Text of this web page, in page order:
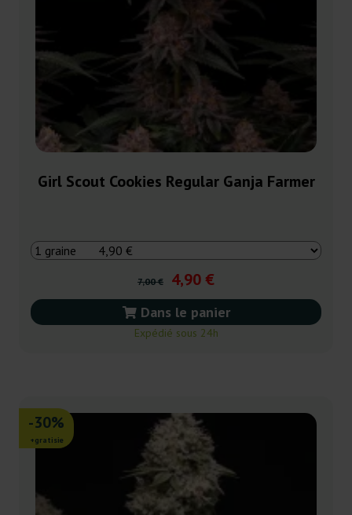
Girl Scout Cookies Regular Ganja Farmer
7,00 € 4,90 €
Dans le panier
Expédié sous 24h
-30%
+gratisie